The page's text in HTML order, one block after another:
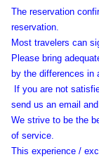
The reservation
reservation.
Most travelers can
Please bring
by the differences in
If you are not
send us an email
We strive to be the
of service.
This experience /